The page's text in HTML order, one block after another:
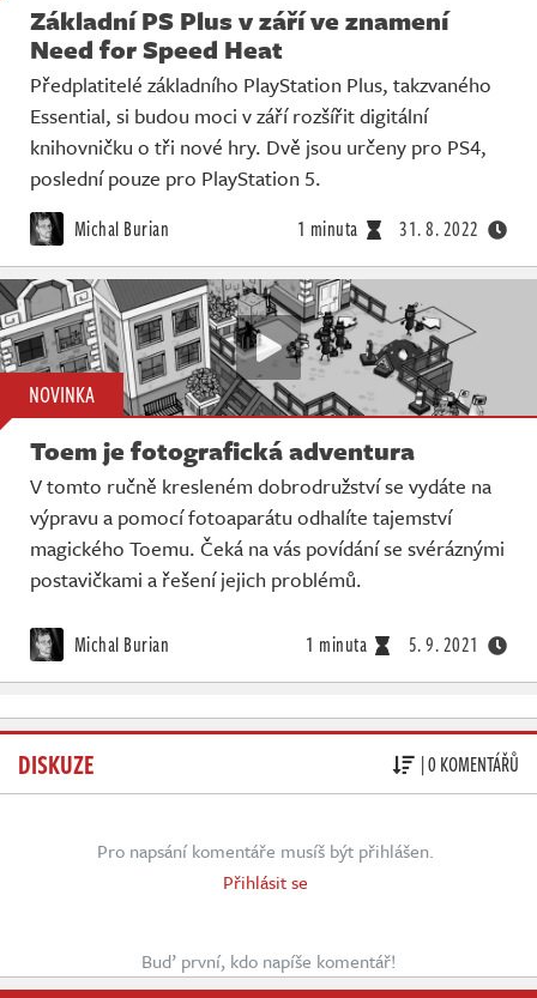
Základní PS Plus v září ve znamení
Need for Speed Heat
Předplatitelé základního PlayStation Plus, takzvaného
Essential, si budou moci v září rozšířit digitální
knihovničku o tři nové hry. Dvě jsou určeny pro PS4,
poslední pouze pro PlayStation 5.
Michal Burian 1 minuta 31. 8. 2022
NOVINKA
Toem je fotografická adventura
V tomto ručně kresleném dobrodružství se vydáte na
výpravu a pomocí fotoaparátu odhalíte tajemství
magického Toemu. Čeká na vás povídání se svéráznými
postavičkami a řešení jejich problémů.
Michal Burian 1 minuta 5. 9. 2021
DISKUZE | 0 KOMENTÁŘŮ
Pro napsání komentáře musíš být přihlášen.
Přihlásit se
Buď první, kdo napíše komentář!